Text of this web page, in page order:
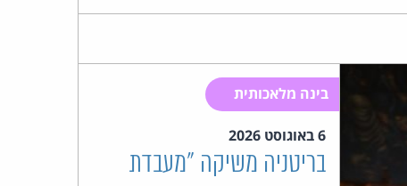
בינה מלאכותית
6 באוגוסט 2026
בריטניה משיקה "מעבדת